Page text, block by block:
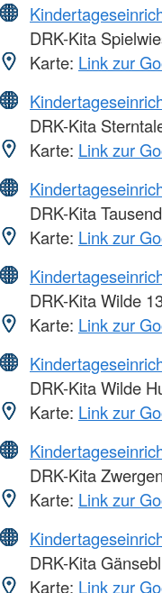
DRK-Kita
Karte: Link zur
DRK-Kita
Karte: Link zur
DRK-Kita
Karte: Link zur
DRK-Kita Wilde
Karte: Link zur
DRK-Kita Wilde
Karte: Link zur
DRK-Kita
Karte: Link zur
DRK-Kita
Karte: Link zur